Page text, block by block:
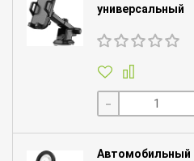
универсальный
-
Автомобильный